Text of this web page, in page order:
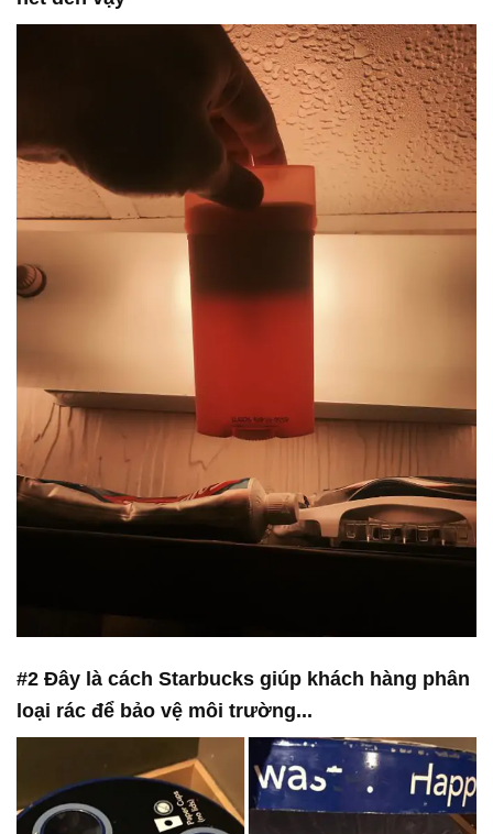
#2 Đây là cách Starbucks giúp khách hàng phân
loại rác để bảo vệ môi trường...